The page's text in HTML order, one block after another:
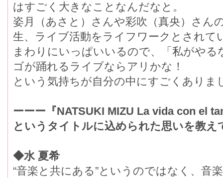
はすごく大きなことなんだなと。
姿月（あさと）さんや彩吹（真央）さん
生、ライブ活動をライフワークとされて
まわりにいっぱいいるので、「私がや
ゴが踊れるライブならアリかな！
という気持ちが自分の中にすごくありま
ーーー『NATSUKI MIZU La vida con el
というタイトルに込められた思いを教え
◆水 夏希
“音楽と共にある”というのではなく、音